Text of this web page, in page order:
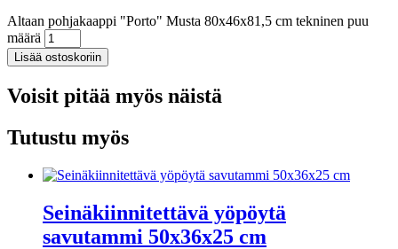
Altaan pohjakaappi "Porto" Musta 80x46x81,5 cm tekninen puu
määrä
Lisää ostoskoriin
Voisit pitää myös näistä
Tutustu myös
Seinäkiinnitettävä yöpöytä
savutammi 50x36x25 cm